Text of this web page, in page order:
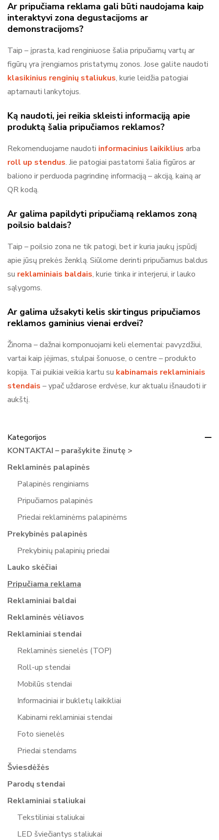
Kategorijos
KONTAKTAI – parašykite žinutę >
Reklaminės palapinės
Palapinės renginiams
Pripučiamos palapinės
Priedai reklaminėms palapinėms
Prekybinės palapinės
Prekybinių palapinių priedai
Lauko skėčiai
Pripučiama reklama
Reklaminiai baldai
Reklaminės vėliavos
Reklaminiai stendai
Reklaminės sienelės (TOP)
Roll-up stendai
Mobilūs stendai
Informaciniai ir bukletų laikikliai
Kabinami reklaminiai stendai
Foto sienelės
Priedai stendams
Šviesdėžės
Parodų stendai
Reklaminiai staliukai
Tekstiliniai staliukai
LED šviečiantys staliukai
Ar pripučiama reklama gali būti naudojama kaip
interaktyvi zona degustacijoms ar
demonstracijoms?
Taip – įprasta, kad renginiuose šalia pripučiamų vartų ar
figūrų yra įrengiamos pristatymų zonos. Jose galite naudoti
klasikinius renginių staliukus, kurie leidžia patogiai
aptarnauti lankytojus.
Ką naudoti, jei reikia skleisti informaciją apie
produktą šalia pripučiamos reklamos?
Rekomenduojame naudoti informacinius laikiklius arba
roll up stendus. Jie patogiai pastatomi šalia figūros ar
baliono ir perduoda pagrindinę informaciją – akciją, kainą ar
QR kodą.
Ar galima papildyti pripučiamą reklamos zoną
poilsio baldais?
Taip – poilsio zona ne tik patogi, bet ir kuria jaukų įspūdį
apie jūsų prekės ženklą. Siūlome derinti pripučiamus baldus
su reklaminiais baldais, kurie tinka ir interjerui, ir lauko
sąlygoms.
Ar galima užsakyti kelis skirtingus pripučiamos
reklamos gaminius vienai erdvei?
Žinoma – dažnai komponuojami keli elementai: pavyzdžiui,
vartai kaip įėjimas, stulpai šonuose, o centre – produkto
kopija. Tai puikiai veikia kartu su kabinamais reklaminiais
stendais – ypač uždarose erdvėse, kur aktualu išnaudoti ir
aukštį.